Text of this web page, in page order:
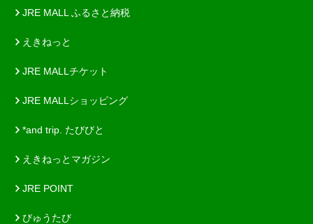
JRE MALL ふるさと納税
えきねっと
JRE MALLチケット
JRE MALLショッピング
*and trip. たびびと
えきねっとマガジン
JRE POINT
びゅうたび